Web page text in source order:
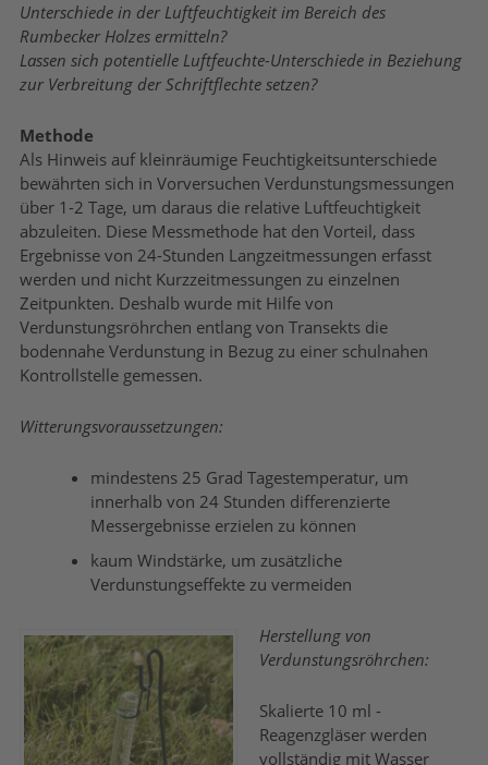
Unterschiede in der Luftfeuchtigkeit im Bereich des
Rumbecker Holzes ermitteln?
Lassen sich potentielle Luftfeuchte-Unterschiede in Beziehung
zur Verbreitung der Schriftflechte setzen?
Methode
Als Hinweis auf kleinräumige Feuchtigkeitsunterschiede
bewährten sich in Vorversuchen Verdunstungsmessungen
über 1-2 Tage, um daraus die relative Luftfeuchtigkeit
abzuleiten. Diese Messmethode hat den Vorteil, dass
Ergebnisse von 24-Stunden Langzeitmessungen erfasst
werden und nicht Kurzzeitmessungen zu einzelnen
Zeitpunkten. Deshalb wurde mit Hilfe von
Verdunstungsröhrchen entlang von Transekts die
bodennahe Verdunstung in Bezug zu einer schulnahen
Kontrollstelle gemessen.
Witterungsvoraussetzungen:
mindestens 25 Grad Tagestemperatur, um
innerhalb von 24 Stunden differenzierte
Messergebnisse erzielen zu können
kaum Windstärke, um zusätzliche
Verdunstungseffekte zu vermeiden
Herstellung von
Verdunstungsröhrchen:
Skalierte 10 ml -
Reagenzgläser werden
vollständig mit Wasser